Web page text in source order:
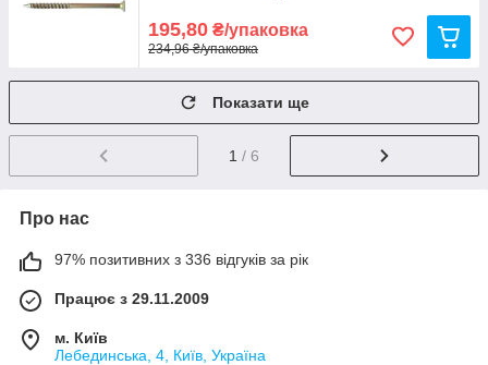
195,80 ₴/упаковка
234,96 ₴/упаковка
Показати ще
1 / 6
Про нас
97% позитивних з 336 відгуків за рік
Працює з 29.11.2009
м. Київ
Лебединська, 4, Київ, Україна